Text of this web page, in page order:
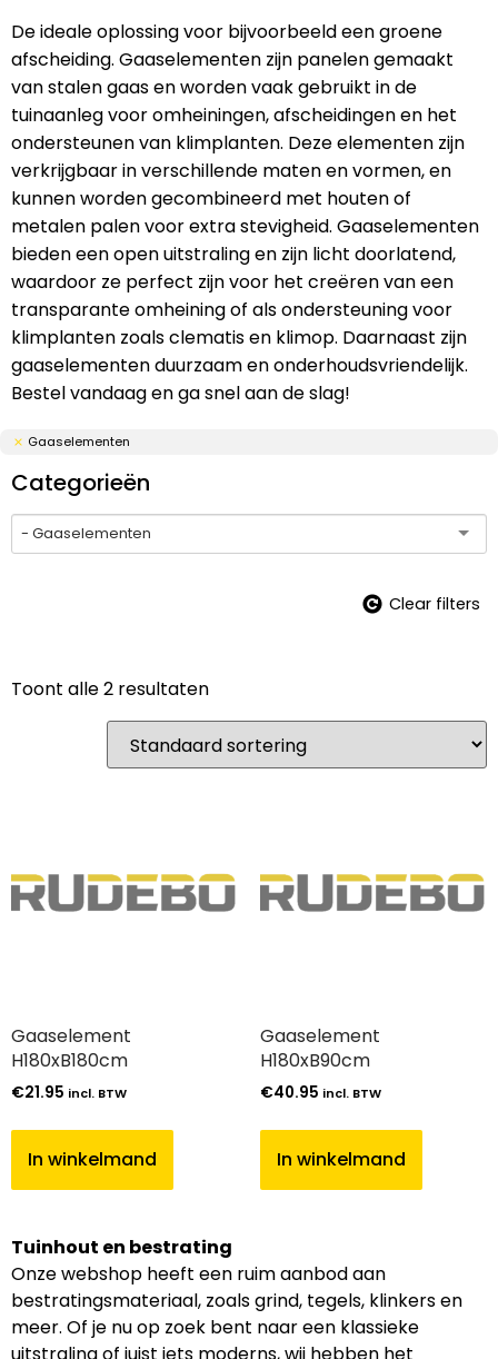
De ideale oplossing voor bijvoorbeeld een groene
afscheiding. Gaaselementen zijn panelen gemaakt
van stalen gaas en worden vaak gebruikt in de
tuinaanleg voor omheiningen, afscheidingen en het
ondersteunen van klimplanten. Deze elementen zijn
verkrijgbaar in verschillende maten en vormen, en
kunnen worden gecombineerd met houten of
metalen palen voor extra stevigheid. Gaaselementen
bieden een open uitstraling en zijn licht doorlatend,
waardoor ze perfect zijn voor het creëren van een
transparante omheining of als ondersteuning voor
klimplanten zoals clematis en klimop. Daarnaast zijn
gaaselementen duurzaam en onderhoudsvriendelijk.
Bestel vandaag en ga snel aan de slag!
Gaaselementen
Categorieën
- Gaaselementen
Clear filters
Toont alle 2 resultaten
Gaaselement
H180xB180cm
€21.95 incl. BTW
In winkelmand
Gaaselement
H180xB90cm
€40.95 incl. BTW
In winkelmand
Tuinhout en bestrating
Onze webshop heeft een ruim aanbod aan
bestratingsmateriaal, zoals grind, tegels, klinkers en
meer. Of je nu op zoek bent naar een klassieke